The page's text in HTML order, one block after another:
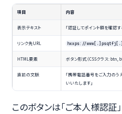
項目 内容
表示テキスト 「認証してポイント額を確認す
リンク先URL hxxps://
HTML要素 ボタン形式（CSSクラス:
直前の文脈
「携帯電話番号をご入力のう
いいたします」
このボタンは「ご本人様認証